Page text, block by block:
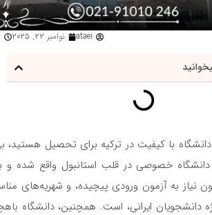
ataei نوامبر 22, 2025
دانشگاه با کیفیت در ترکیه برای تحصیل
دانشگاه خصوصی در قلب استانبول واقع شده و
نیاز به آزمون ورودی پیچیده، و شهریه‌های
دانشجویان ایرانی، است. همچنین، دانشگاه